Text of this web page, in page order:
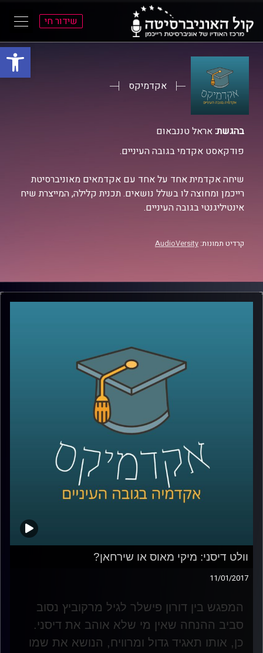
פתח
שידור חי
אקדמיקס
בהגשת:אראל טננבאום
פודקאסט אקדמי בגובה העיניים.
שיחה אקדמית אחד על אחד עם אקדמאים מאוניברסיטת
רייכמן ומחוצה לו בשלל נושאים. תכנית קלילה, המייצרת שיח
אינטיליגנטי בגובה העיניים.
קרדיט תמונות: AudioVersity
וולט דיסני: מיקי מאוס או שירחאן?
11/01/2017
המפגש בין דורון פישלר לגיל מרקוביץ נסוב
סביב ההנחה שאין מי שלא אוהב את דיסני.
כן, אותו תאגיד גדול ומרוויח, הנושא את שמו